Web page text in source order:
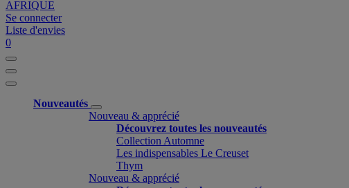
AFRIQUE
Se connecter
Liste d'envies
0
Nouveautés
Nouveau & apprécié
Découvrez toutes les nouveautés
Collection Automne
Les indispensables Le Creuset
Thym
Nouveau & apprécié